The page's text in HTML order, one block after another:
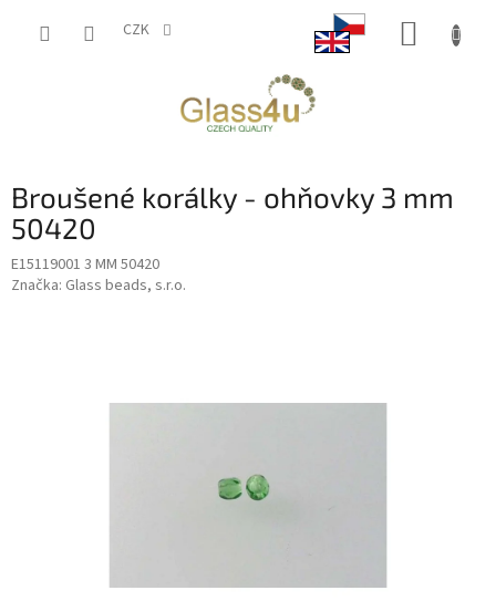
CZK
Broušené korálky - ohňovky 3 mm
50420
E15119001 3 MM 50420
Značka: Glass beads, s.r.o.